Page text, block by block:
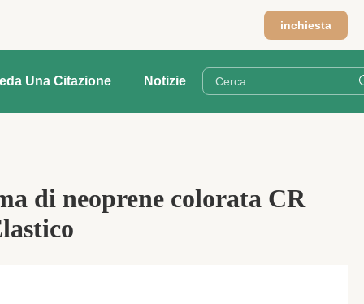
inchiesta
Una Citazione Notizie
di neoprene colorata CR